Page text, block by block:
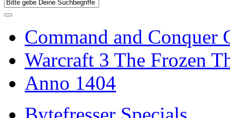
Command and Conquer
Warcraft 3 The Frozen
Anno 1404